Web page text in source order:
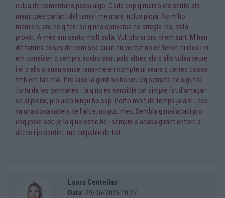
culpa de comentaris passi algo. Cada cop q marxo els sento als
meus pres parlant del tema i me mare inclus plora. No m'ho
mereixo, pro ns q fer i se q una conversa no arregla res, esta
provat. A més em sento molt sola. Vull plorar pro ni em surt. M'han
dit tantes coses de com soc quan en veritat no en tenen ni idea i ni
em coneixen q sempre acabo sent pels altres els q ells volen veure
i el q ells creuen sense tenir-me en compte ni veure q certes coses
tmb em fan mal. Pro aixo la gent no ho veu pq sempte he sigut la
forta de les germanes i la q no es sensible pel simple fet d'amagar-
se al plorar, pro aixo ningu ho sap. Porto molt de temps ja aixi i esq
va una cosa radera de l'altre, no puc mes. Sembla q mai acabi pro
esq joder soc jo la q no estic bé i sempre s'acaba girant entorn a
altres i jo sentint-me culpable de tot.
Laura Centellas
Data: 29/06/2026 10:27